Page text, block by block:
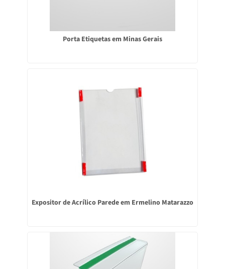
Porta Etiquetas em Minas Gerais
Expositor de Acrílico Parede em Ermelino Matarazzo